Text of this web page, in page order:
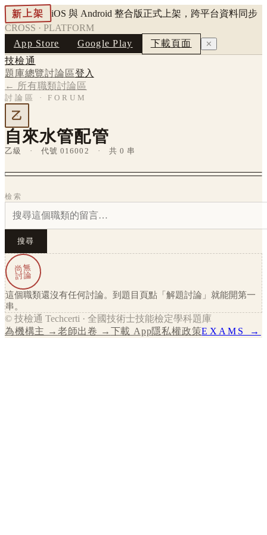
新上架
iOS 與 Android 整合版正式上架，跨平台資料同步
CROSS · PLATFORM
App Store
Google Play 下載頁面 ✕
技檢通
題庫總覽討論區登入
← 所有職類討論區
討論區 · FORUM
乙
自來水管配管
乙級 · 代號 016002 · 共 0 串
檢索
搜尋
尚無
討論
這個職類還沒有任何討論。到題目頁點「解題討論」就能開第一
串。
© 技檢通 Techcerti · 全國技術士技能檢定學科題庫
為機構主 → 老師出卷 → 下載 App隱私權政策EXAMS →